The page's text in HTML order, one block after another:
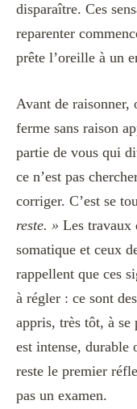
disparaître. Ces
reparenter
prête l’oreille à un
Avant de raisonner,
ferme sans raison
partie de vous qui
ce n’est pas
corriger. C’est se
reste. » Les travaux
somatique et ceux
rappellent que ces
à régler : ce sont
appris, très tôt, à se
est intense,
reste le premier
pas un examen.